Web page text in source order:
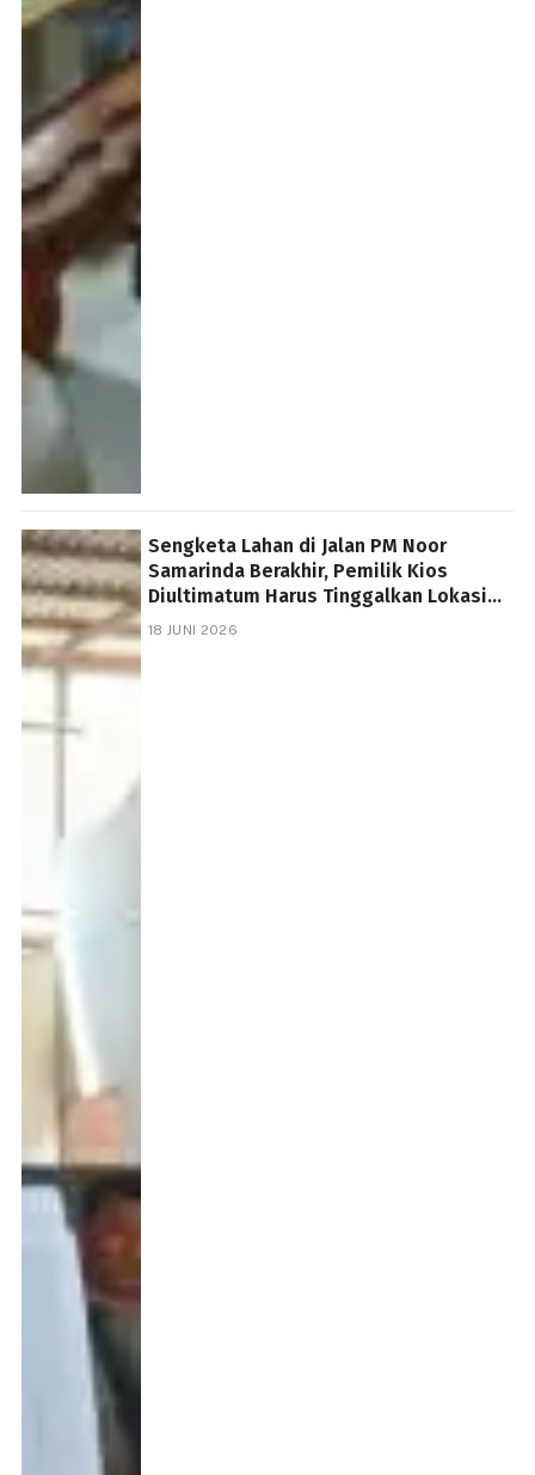
Sengketa Lahan di Jalan PM Noor
Samarinda Berakhir, Pemilik Kios
Diultimatum Harus Tinggalkan Lokasi
3×24 Jam
18 JUNI 2026